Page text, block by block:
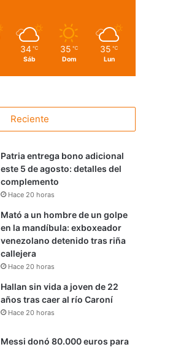
34 ℃
Sáb
35 ℃
Dom
35 ℃
Lun
Reciente
Patria entrega bono adicional
este 5 de agosto: detalles del
complemento
Hace 20 horas
Mató a un hombre de un golpe
en la mandíbula: exboxeador
venezolano detenido tras riña
callejera
Hace 20 horas
Hallan sin vida a joven de 22
años tras caer al río Caroní
Hace 20 horas
Messi donó 80.000 euros para